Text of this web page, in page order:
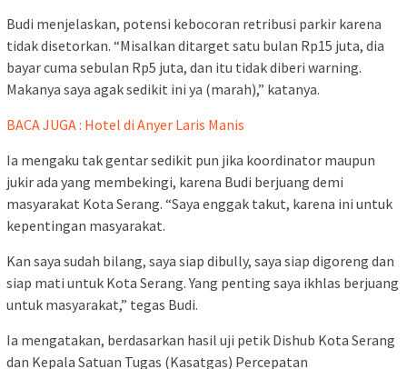
Budi menjelaskan, potensi kebocoran retribusi parkir karena
tidak disetorkan. “Misalkan ditarget satu bulan Rp15 juta, dia
bayar cuma sebulan Rp5 juta, dan itu tidak diberi warning.
Makanya saya agak sedikit ini ya (marah),” katanya.
BACA JUGA : Hotel di Anyer Laris Manis
Ia mengaku tak gentar sedikit pun jika koordinator maupun
jukir ada yang membekingi, karena Budi berjuang demi
masyarakat Kota Serang. “Saya enggak takut, karena ini untuk
kepentingan masyarakat.
Kan saya sudah bilang, saya siap dibully, saya siap digoreng dan
siap mati untuk Kota Serang. Yang penting saya ikhlas berjuang
untuk masyarakat,” tegas Budi.
Ia mengatakan, berdasarkan hasil uji petik Dishub Kota Serang
dan Kepala Satuan Tugas (Kasatgas) Percepatan